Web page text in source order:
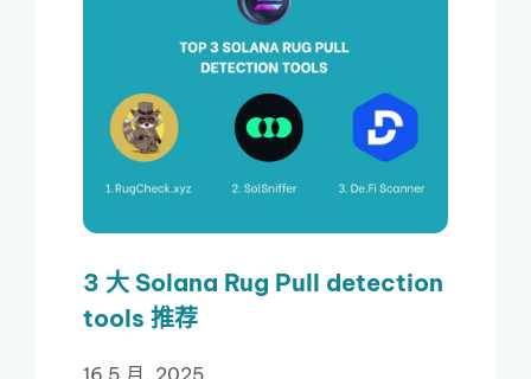
3 大 Solana Rug Pull detection
tools 推荐